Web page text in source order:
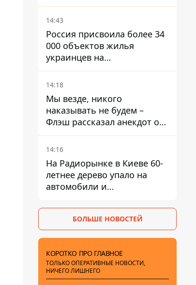
14:43
Россия присвоила более 34
000 объектов жилья
украинцев на
оккупированных
территориях -
14:18
Мы везде, никого
наказывать не будем –
Флэш рассказал анекдот о
незаменимой работе
связистов на фронте
14:16
На Радиорынке в Киеве 60-
летнее дерево упало на
автомобили и
подробности
БОЛЬШЕ НОВОСТЕЙ
КОРОТКО ПРО ГЛАВНОЕ
ТОЛЬКО ОПЕРАТИВНЫЕ НОВОСТИ,
НИЧЕГО ЛИШНЕГО